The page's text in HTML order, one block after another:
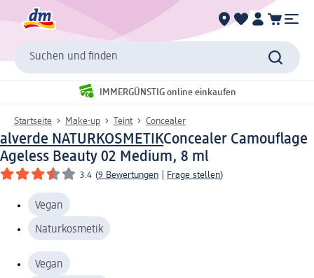
Suchen und finden
IMMERGÜNSTIG online einkaufen
Startseite Make-up Teint Concealer
alverde NATURKOSMETIKConcealer Camouflage
Ageless Beauty 02 Medium, 8 ml
3.4 (9 Bewertungen Frage stellen)
Vegan
Naturkosmetik
Vegan